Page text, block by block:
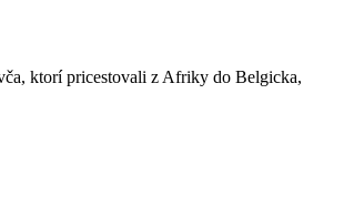
ktorí pricestovali z Afriky do Belgicka,